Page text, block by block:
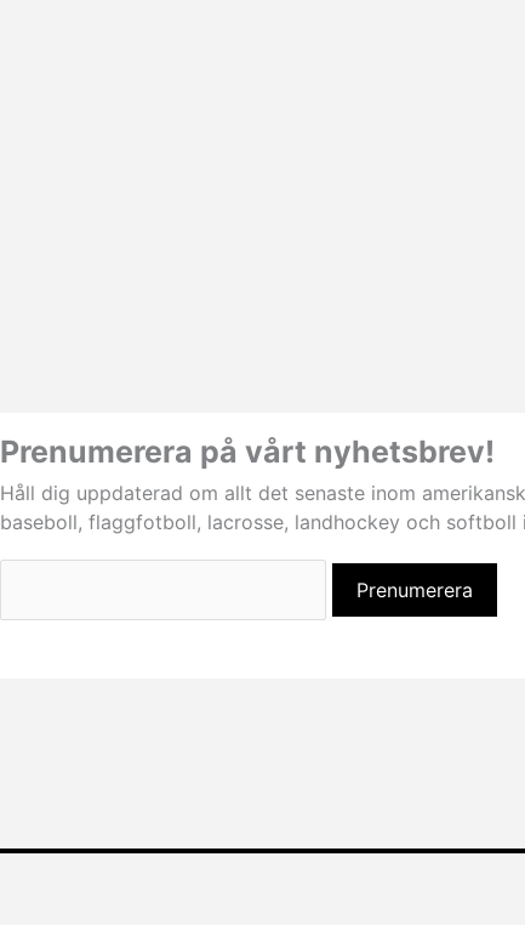
Prenumerera på vårt nyhetsbrev!
Håll dig uppdaterad om allt det senaste inom
baseboll, flaggfotboll, lacrosse, landhockey och softboll